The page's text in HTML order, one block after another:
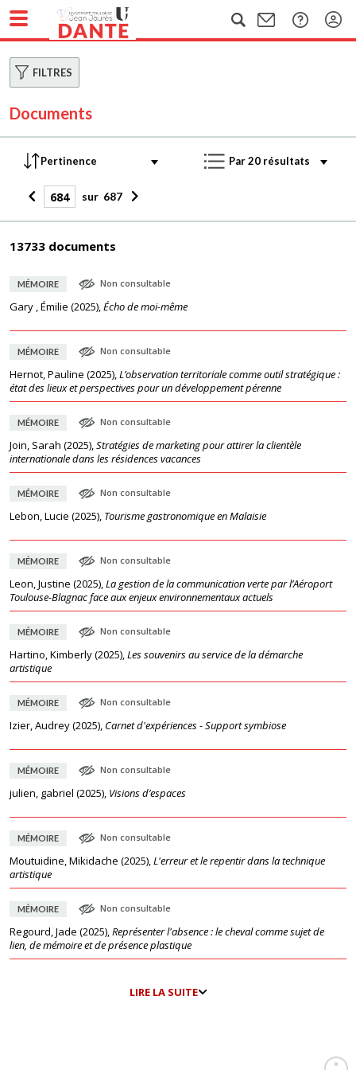
FILTRES
Documents
sur 687
13733 documents
MÉMOIRE Non consultable
Gary , Émilie (2025),Écho de moi-même
MÉMOIRE Non consultable
Hernot, Pauline (2025),L’observation territoriale comme outil stratégique :
état des lieux et perspectives pour un développement pérenne
MÉMOIRE Non consultable
Join, Sarah (2025),Stratégies de marketing pour attirer la clientèle
internationale dans les résidences vacances
MÉMOIRE Non consultable
Lebon, Lucie (2025), Tourisme gastronomique en Malaisie
MÉMOIRE Non consultable
Leon, Justine (2025),La gestion de la communication verte par l’Aéroport
Toulouse-Blagnac face aux enjeux environnementaux actuels
MÉMOIRE Non consultable
Hartino, Kimberly(2025),Les souvenirs au service de la démarche
artistique
MÉMOIRE Non consultable
Izier, Audrey(2025), Carnet d'expériences - Support symbiose
MÉMOIRE Non consultable
julien, gabriel (2025), Visions d’espaces
MÉMOIRE Non consultable
Moutuidine, Mikidache (2025),L'erreur et le repentir dans la technique
artistique
MÉMOIRE Non consultable
Regourd, Jade (2025),Représenter l'absence : le cheval comme sujet de
lien, de mémoire et de présence plastique
LIRE LA SUITE